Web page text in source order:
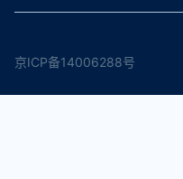
京ICP备14006288号